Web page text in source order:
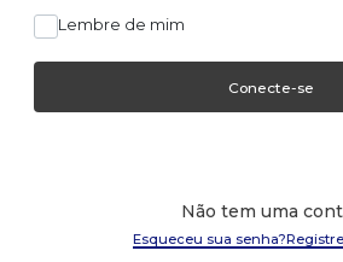
Lembre de mim
Não tem uma
Esqueceu sua senha?